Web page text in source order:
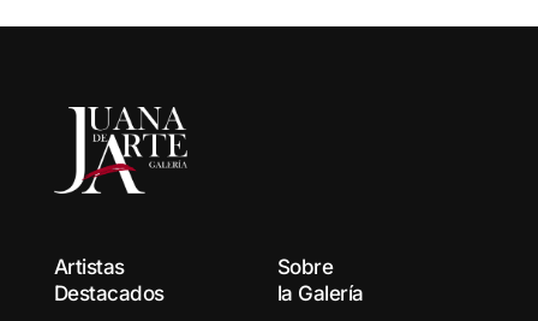
Artistas
Destacados
Sobre
la Galería